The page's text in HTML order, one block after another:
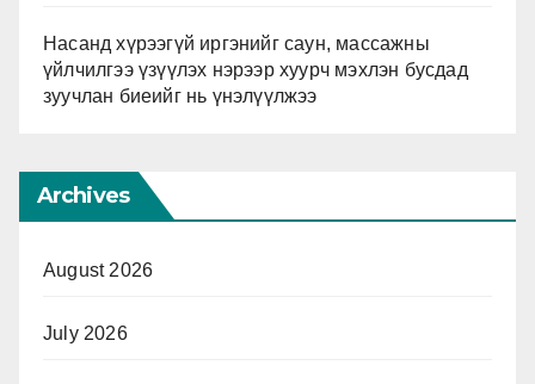
Насанд хүрээгүй иргэнийг саун, массажны
үйлчилгээ үзүүлэх нэрээр хуурч мэхлэн бусдад
зуучлан биеийг нь үнэлүүлжээ
Archives
August 2026
July 2026